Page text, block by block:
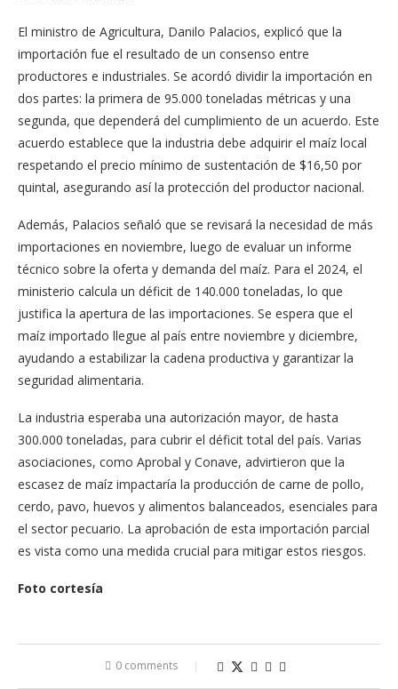
El ministro de Agricultura, Danilo Palacios, explicó que la
importación fue el resultado de un consenso entre
productores e industriales. Se acordó dividir la importación en
dos partes: la primera de 95.000 toneladas métricas y una
segunda, que dependerá del cumplimiento de un acuerdo. Este
acuerdo establece que la industria debe adquirir el maíz local
respetando el precio mínimo de sustentación de $16,50 por
quintal, asegurando así la protección del productor nacional.
Además, Palacios señaló que se revisará la necesidad de más
importaciones en noviembre, luego de evaluar un informe
técnico sobre la oferta y demanda del maíz. Para el 2024, el
ministerio calcula un déficit de 140.000 toneladas, lo que
justifica la apertura de las importaciones. Se espera que el
maíz importado llegue al país entre noviembre y diciembre,
ayudando a estabilizar la cadena productiva y garantizar la
seguridad alimentaria.
La industria esperaba una autorización mayor, de hasta
300.000 toneladas, para cubrir el déficit total del país. Varias
asociaciones, como Aprobal y Conave, advirtieron que la
escasez de maíz impactaría la producción de carne de pollo,
cerdo, pavo, huevos y alimentos balanceados, esenciales para
el sector pecuario. La aprobación de esta importación parcial
es vista como una medida crucial para mitigar estos riesgos.
Foto cortesía
0 comments